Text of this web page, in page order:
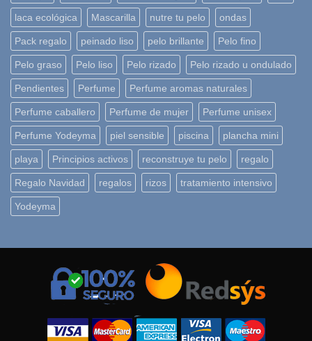
laca ecológica Mascarilla nutre tu pelo ondas
Pack regalo peinado liso pelo brillante Pelo fino
Pelo graso Pelo liso Pelo rizado Pelo rizado u ondulado
Pendientes Perfume Perfume aromas naturales
Perfume caballero Perfume de mujer Perfume unisex
Perfume Yodeyma piel sensible piscina plancha mini
playa Principios activos reconstruye tu pelo regalo
Regalo Navidad regalos rizos tratamiento intensivo
Yodeyma